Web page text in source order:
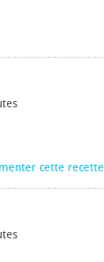
cette recette